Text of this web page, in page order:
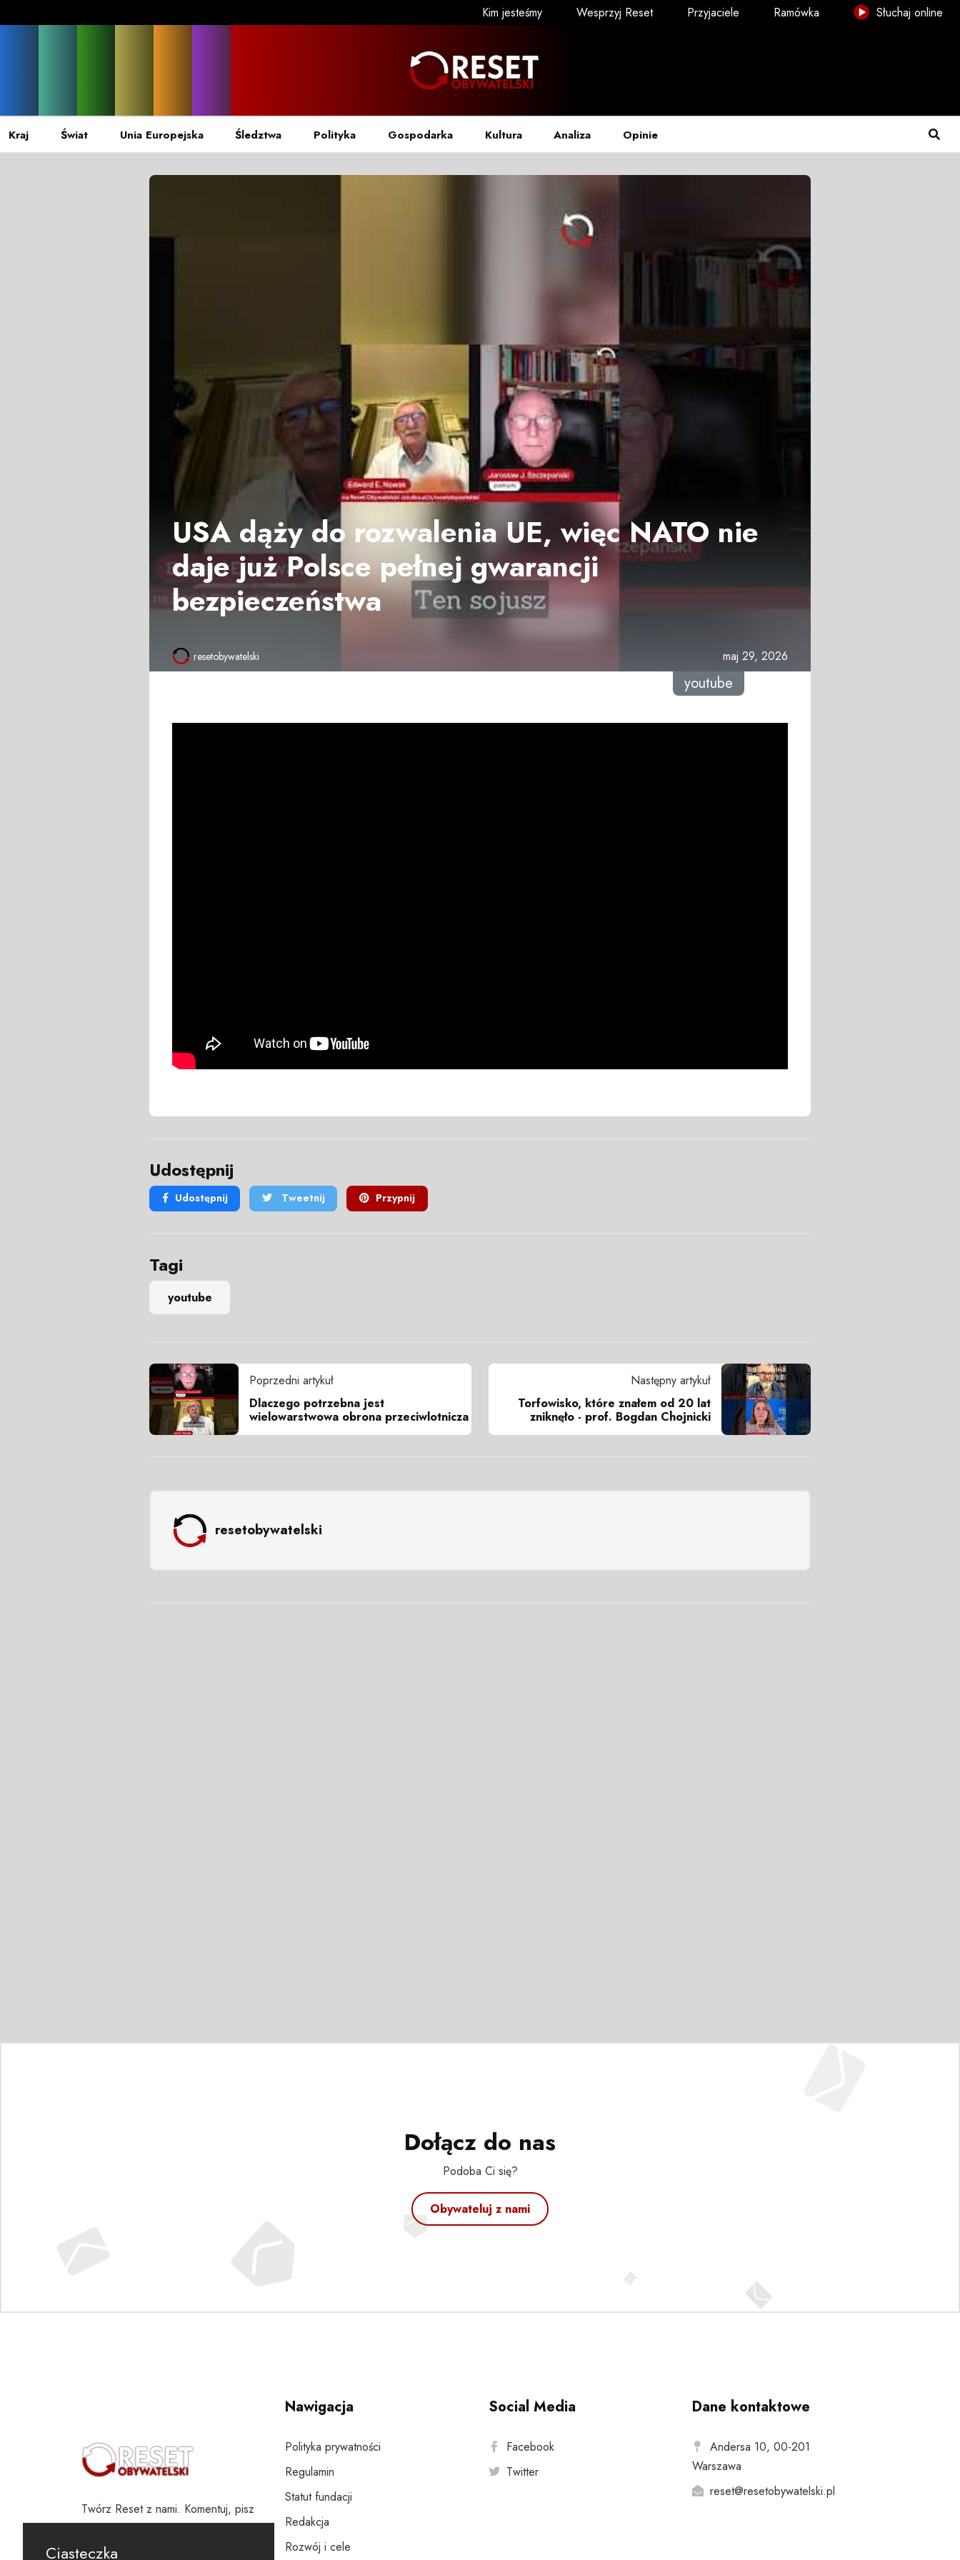
Kim jesteśmy Wesprzyj Reset Przyjaciele Ramówka Słuchaj online
Kraj Świat Unia Europejska Śledztwa Polityka Gospodarka Kultura Analiza Opinie
USA dąży do rozwalenia UE, więc NATO nie
daje już Polsce pełnej gwarancji
bezpieczeństwa
resetobywatelski maj 29, 2026
youtube
Udostępnij
Udostępnij Tweetnij Przypnij
Tagi
youtube
Poprzedni artykuł
Dlaczego potrzebna jest
wielowarstwowa obrona przeciwlotnicza
Następny artykuł
Torfowisko, które znałem od 20 lat
zniknęło - prof. Bogdan Chojnicki
resetobywatelski
Dołącz do nas
Podoba Ci się?
Obywateluj z nami
Twórz Reset z nami. Komentuj, pisz
i wspieraj
Nawigacja
Polityka prywatności
Regulamin
Statut fundacji
Redakcja
Rozwój i cele
Social Media
Facebook
Twitter
Dane kontaktowe
Andersa 10, 00-201
Warszawa
reset@resetobywatelski.pl
Ciasteczka